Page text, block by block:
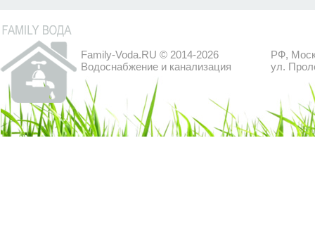
Family-Voda.RU © 2014-2026
Водоснабжение и канализация
РФ,
ул.